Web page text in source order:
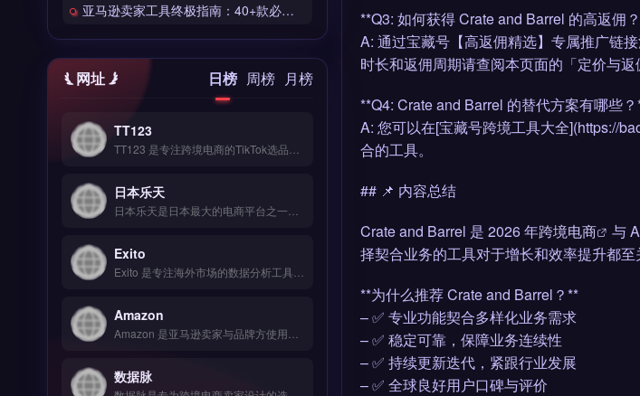
**Q3: 如何获得 Crate and Barrel 的高返佣
A: 通过宝藏号【高返佣精选】专属推广链
时长和返佣周期请查阅本页面的「定价与
**Q4: Crate and Barrel 的替代方案有哪些
A: 您可以在[宝藏号跨境工具大全](https://
合的工具。
## 📌 内容总结
Crate and Barrel 是 2026 年跨境电商
与
择契合业务的工具对于增长和效率提升都至
**为什么推荐 Crate and Barrel？**
– ✅ 专业功能契合多样化业务需求
– ✅ 稳定可靠，保障业务连续性
– ✅ 持续更新迭代，紧跟行业发展
– ✅ 全球良好用户口碑与评价
亚马逊卖家工具终极指南：40+款必备工具全链路解析
网址 日榜 周榜 月榜
TT123
日本乐天
Exito
Amazon
数据脉